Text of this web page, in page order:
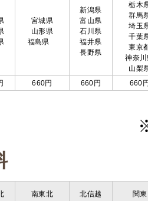
宮城県
山形県
福島県
新潟県
富山県
石川県
福井県
長野県
栃木
群馬
埼玉
千葉
東京
神奈
山梨
660円 660円 660
送料
南東北 北信越 関東